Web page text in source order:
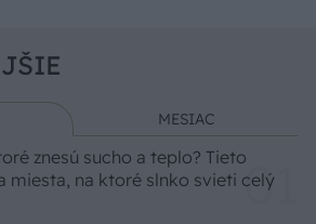
MESIAC
znesú sucho a teplo? Tieto
miesta, na ktoré slnko svieti celý